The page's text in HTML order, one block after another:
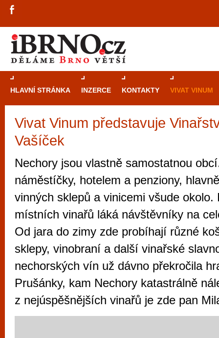
HLAVNÍ STRÁNKA INZERCE KONTAKTY VIVAT VINUM
Vivat Vinum představuje
Vašíček
Nechory jsou vlastně samostatnou
náměstíčky, hotelem a penziony,
vinných sklepů a vinicemi všude okolo.
místních vinařů láká návštěvníky na
Od jara do zimy zde probíhají různé
sklepy, vinobraní a další vinařské
nechorských vín už dávno překročila
Prušánky, kam Nechory katastrálně
z nejúspěšnějších vinařů je zde pan
Průvodce
Brno je
zajímavé
restaurace,
Mimo jiné je ale také místem, kde si
vyzkoušet různé kasinové hry. V
metropoli naleznete širokou nabídku her
po moderní automaty jak pro pravidelné
příležitostné hráče. V...